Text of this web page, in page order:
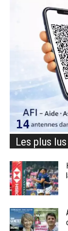
Les plus lus